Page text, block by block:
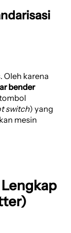
Oleh karena
bender
switch) yang
mesin